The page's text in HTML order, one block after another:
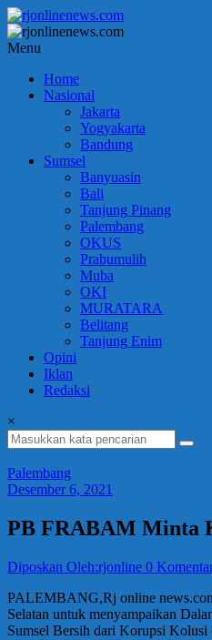
Lompat
ke
konten
rjonlinenews.com
Faktual
Berimbang
Terpercaya
Menu
Home
Nasional
Jakarta
Yogyakarta
Bandung
Sumsel
Banyuasin
Bali
Tanjung Pinang
Palembang
OKUS
Prabumulih
Muba
OKI
MURATARA
Belitang
Tanjung Enim
Opini
Iklan
Redaksi
×
Palembang
Desember 6, 2021
PB FRABAM Minta
Diposkan Oleh:rjonline 0
PALEMBANG,Rj online
Selatan untuk menyampaikan
Sumsel Bersih dari Korupsi